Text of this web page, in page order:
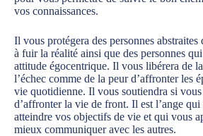
vos connaissances.
Il vous protégera des personnes abstraites
à fuir la réalité ainsi que des personnes
attitude égocentrique. Il vous libérera de
l’échec comme de la peur d’affronter les
vie quotidienne. Il vous soutiendra si
d’affronter la vie de front. Il est l’ange qui
atteindre vos objectifs de vie et qui vous
mieux communiquer avec les autres.